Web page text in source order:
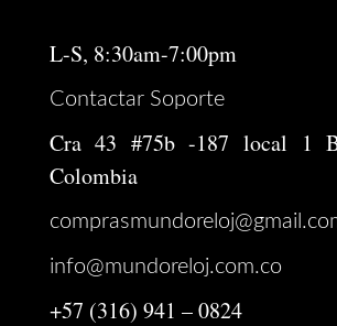
L-S, 8:30am-7:00pm
Contactar Soporte
Cra 43 #75b -187 local 1
Colombia
info@mundoreloj.com.co
+57 (316) 941 – 0824